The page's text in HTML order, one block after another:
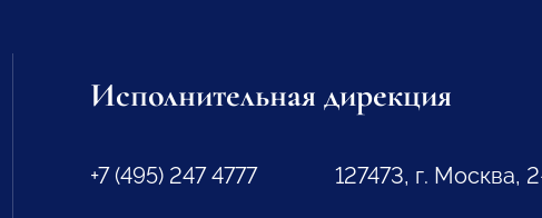
Исполнительная дирекция
+7 (495) 247 4777
127473, г. Москва,